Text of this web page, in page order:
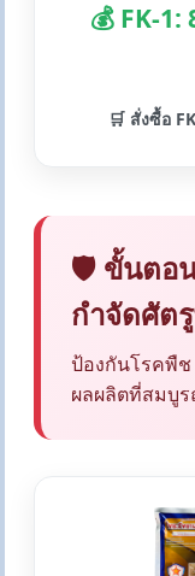
💰 FK-1:
🛒 สั่งซื้อ
🛡️ ขั้นตอ
กำจัดศัต
ป้องกันโรคพื
ผลผลิตที่สมบู